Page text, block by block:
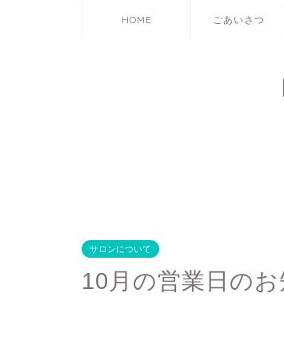
HOME ごあいさつ
サロンについて
10月の営業日の